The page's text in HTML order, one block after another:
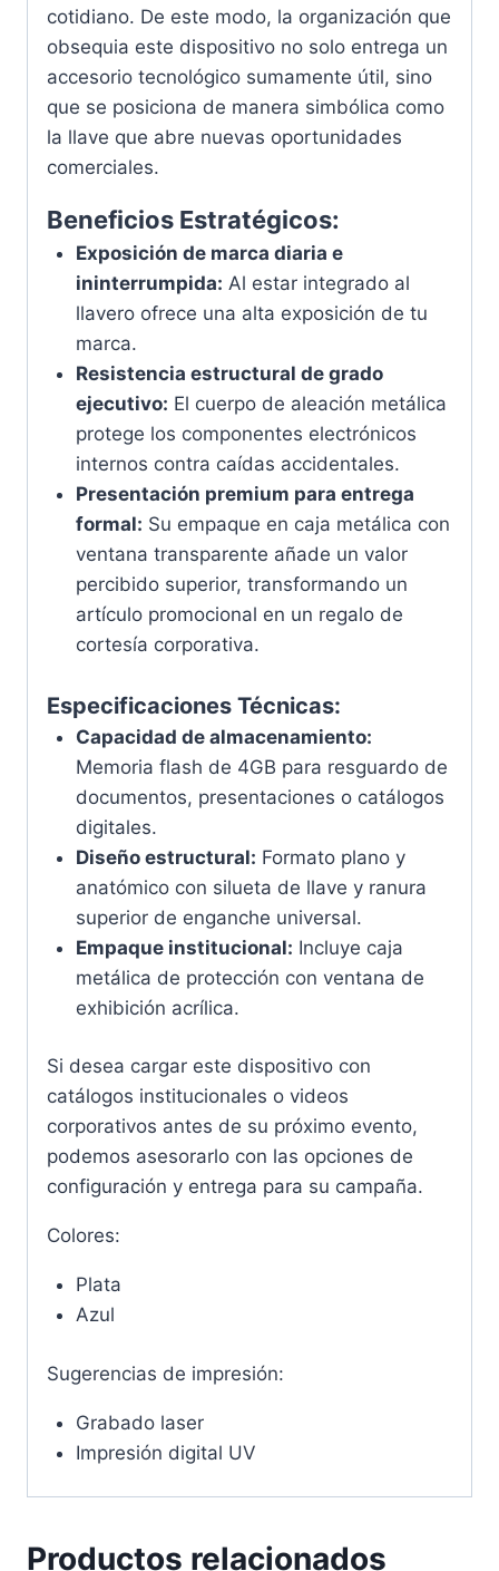
cotidiano. De este modo, la organización que
obsequia este dispositivo no solo entrega un
accesorio tecnológico sumamente útil, sino
que se posiciona de manera simbólica como
la llave que abre nuevas oportunidades
comerciales.
Beneficios Estratégicos:
Exposición de marca diaria e
ininterrumpida: Al estar integrado al
llavero ofrece una alta exposición de tu
marca.
Resistencia estructural de grado
ejecutivo: El cuerpo de aleación metálica
protege los componentes electrónicos
internos contra caídas accidentales.
Presentación premium para entrega
formal: Su empaque en caja metálica con
ventana transparente añade un valor
percibido superior, transformando un
artículo promocional en un regalo de
cortesía corporativa.
Especificaciones Técnicas:
Capacidad de almacenamiento:
Memoria flash de 4GB para resguardo de
documentos, presentaciones o catálogos
digitales.
Diseño estructural: Formato plano y
anatómico con silueta de llave y ranura
superior de enganche universal.
Empaque institucional: Incluye caja
metálica de protección con ventana de
exhibición acrílica.
Si desea cargar este dispositivo con
catálogos institucionales o videos
corporativos antes de su próximo evento,
podemos asesorarlo con las opciones de
configuración y entrega para su campaña.
Colores:
Plata
Azul
Sugerencias de impresión:
Grabado laser
Impresión digital UV
Productos relacionados